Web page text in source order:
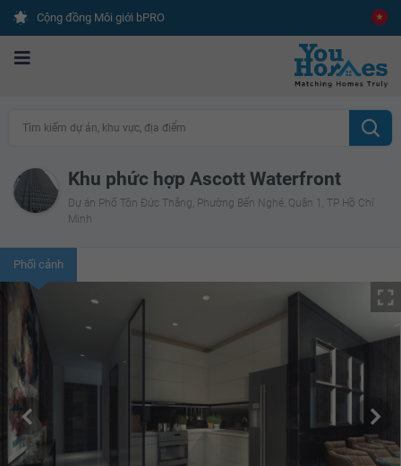
Cộng đồng Môi giới bPRO
Tìm kiếm dự án, khu vực, địa điểm
Khu phức hợp Ascott Waterfront
Dự án Phố Tôn Đức Thắng, Phường Bến Nghé, Quận 1, TP Hồ Chí
Minh
Phối cảnh